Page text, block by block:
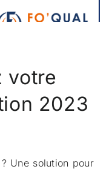
votre
2023
Une solution pour